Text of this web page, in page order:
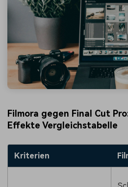
Filmora gegen Final Cut
Effekte Vergleichstabelle
Kriterien